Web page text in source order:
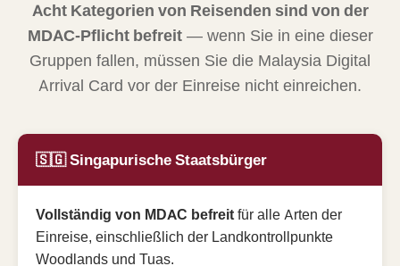
Acht Kategorien von Reisenden sind von der
MDAC-Pflicht befreit— wenn Sie in eine dieser
Gruppen fallen, müssen Sie die Malaysia Digital
Arrival Card vor der Einreise nicht einreichen.
🇸🇬 Singapurische Staatsbürger
Vollständig von MDAC befreitfür alle Arten der
Einreise, einschließlich der Landkontrollpunkte
Woodlands und Tuas.